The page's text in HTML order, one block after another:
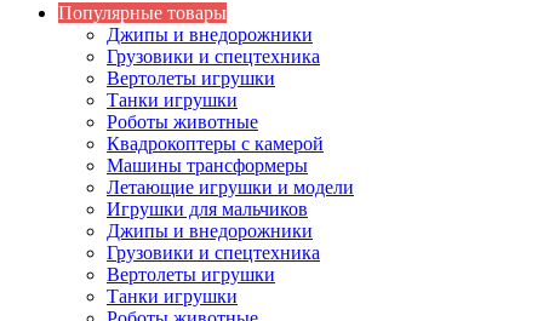
Популярные товары
Джипы и внедорожники
Грузовики и спецтехника
Вертолеты игрушки
Танки игрушки
Роботы животные
Квадрокоптеры с камерой
Машины трансформеры
Летающие игрушки и модели
Игрушки для мальчиков
Джипы и внедорожники
Грузовики и спецтехника
Вертолеты игрушки
Танки игрушки